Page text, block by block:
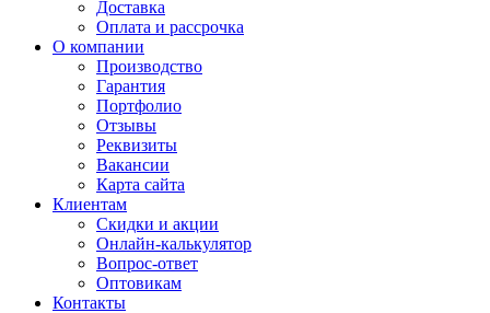
Доставка
Оплата и рассрочка
О компании
Производство
Гарантия
Портфолио
Отзывы
Реквизиты
Вакансии
Карта сайта
Клиентам
Скидки и акции
Онлайн-калькулятор
Вопрос-ответ
Оптовикам
Контакты